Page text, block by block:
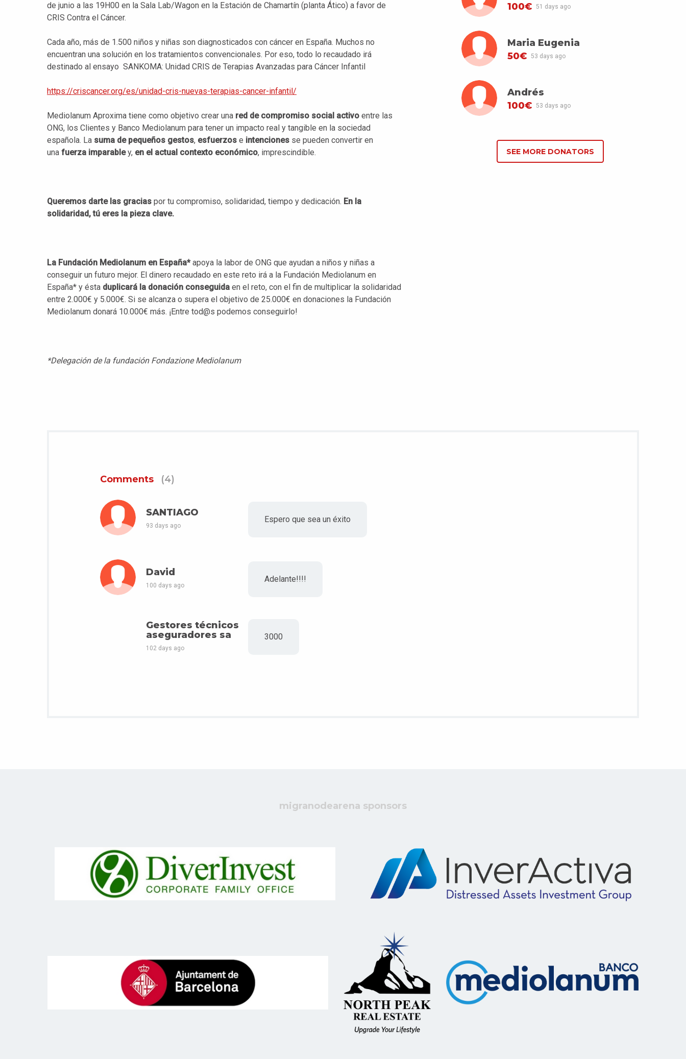
de junio a las 19H00 en la Sala Lab/Wagon en la Estación de Chamartín (planta Ático) a favor de
CRIS Contra el Cáncer.
Cada año, más de 1.500 niños y niñas son diagnosticados con cáncer en España. Muchos no
encuentran una solución en los tratamientos convencionales. Por eso, todo lo recaudado irá
destinado al ensayo SANKOMA: Unidad CRIS de Terapias Avanzadas para Cáncer Infantil
https://criscancer.org/es/unidad-cris-nuevas-terapias-cancer-infantil/
Mediolanum Aproxima tiene como objetivo crear una red de compromiso social activo entre las
ONG, los Clientes y Banco Mediolanum para tener un impacto real y tangible en la sociedad
española. La suma de pequeños gestos, esfuerzos e intenciones se pueden convertir en
una fuerza imparabley, en el actual contexto económico, imprescindible.
Queremos darte las gracias por tu compromiso, solidaridad, tiempo y dedicación. En la
solidaridad, tú eres la pieza clave.
La Fundación Mediolanum en España*apoya la labor de ONG que ayudan a niños y niñas a
conseguir un futuro mejor. El dinero recaudado en este reto irá a la Fundación Mediolanum en
España* y ésta duplicará la donación conseguida en el reto, con el fin de multiplicar la solidaridad
entre 2.000€ y 5.000€. Si se alcanza o supera el objetivo de 25.000€ en donaciones la Fundación
Mediolanum donará 10.000€ más. ¡Entre tod@s podemos conseguirlo!
*Delegación de la fundación Fondazione Mediolanum
100€
51 days ago
Maria Eugenia
50€
53 days ago
Andrés
100€
53 days ago
SEE MORE DONATORS
Comments (4)
SANTIAGO
93 days ago
Espero que sea un éxito
David
100 days ago
Adelante!!!!
Gestores técnicos
aseguradores sa
102 days ago
3000
migranodearena sponsors